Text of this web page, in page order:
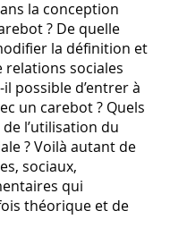
la conception
? De quelle
la définition et
sociales
possible d’entrer à
un carebot ? Quels
l’utilisation du
? Voilà autant de
sociaux,
qui
théorique et de